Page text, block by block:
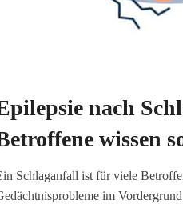
nach
wissen
Schlaganfall ist für viele
im